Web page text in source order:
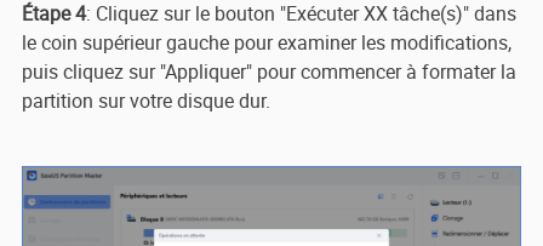
Étape 4: Cliquez sur le bouton "Exécuter XX tâche(s)" dans
le coin supérieur gauche pour examiner les modifications,
puis cliquez sur "Appliquer" pour commencer à formater la
partition sur votre disque dur.